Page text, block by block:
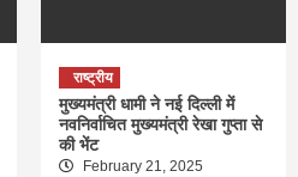
राष्ट्रीय
मुख्यमंत्री धामी ने नई दिल्ली में
नवनिर्वाचित मुख्यमंत्री रेखा गुप्ता से
की भेंट
February 21, 2025